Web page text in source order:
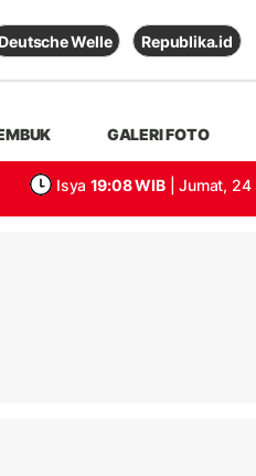
Deutsche Welle Republika.id
GALERI FOTO
Isya 19:08 WIB | Jumat,